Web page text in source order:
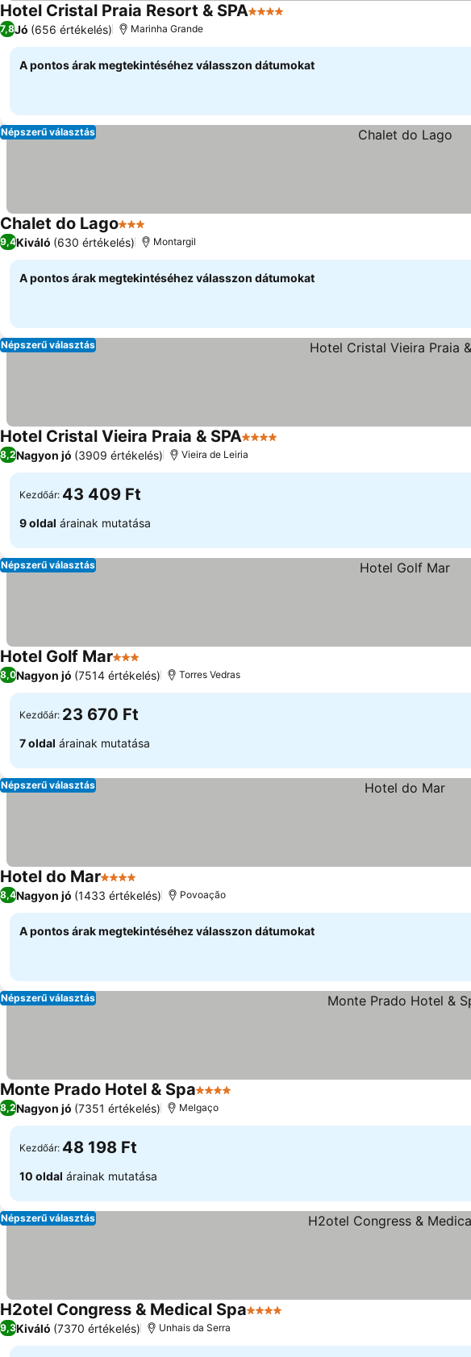
Hotel Cristal Praia Resort & SPA4 Kategória
7,8Jó (656 értékelés) Marinha Grande
A pontos árak megtekintéséhez válasszon dátumokat
Népszerű választás
Chalet do Lago3 Kategória
9,4Kiváló (630 értékelés) Montargil
A pontos árak megtekintéséhez válasszon dátumokat
Népszerű választás
Hotel Cristal Vieira Praia & SPA4 Kategória
8,2Nagyon jó (3909 értékelés) Vieira de Leiria
Kezdőár: 43 409 Ft
9 oldal árainak mutatása
Népszerű választás
Hotel Golf Mar3 Kategória
8,0Nagyon jó (7514 értékelés) Torres Vedras
Kezdőár: 23 670 Ft
7 oldal árainak mutatása
Népszerű választás
Hotel do Mar4 Kategória
8,4Nagyon jó (1433 értékelés) Povoação
A pontos árak megtekintéséhez válasszon dátumokat
Népszerű választás
Monte Prado Hotel & Spa4 Kategória
8,2Nagyon jó (7351 értékelés) Melgaço
Kezdőár: 48 198 Ft
10 oldal árainak mutatása
Népszerű választás
H2otel Congress & Medical Spa4 Kategória
9,3Kiváló (7370 értékelés) Unhais da Serra